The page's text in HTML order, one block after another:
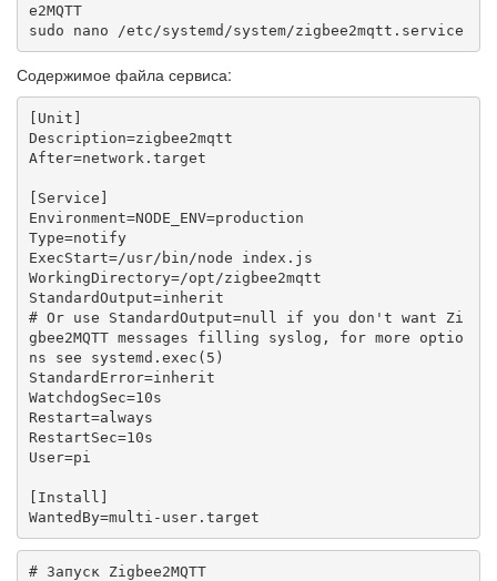
e2MQTT
sudo nano /etc/systemd/system/zigbee2mqtt.service
Содержимое файла сервиса:
[Unit]
Description=zigbee2mqtt
After=network.target
[Service]
Environment=NODE_ENV=production
Type=notify
ExecStart=/usr/bin/node index.js
WorkingDirectory=/opt/zigbee2mqtt
StandardOutput=inherit
# Or use StandardOutput=null if you don't want Zi
gbee2MQTT messages filling syslog, for more optio
ns see systemd.exec(5)
StandardError=inherit
WatchdogSec=10s
Restart=always
RestartSec=10s
User=pi
[Install]
WantedBy=multi-user.target
# Запуск Zigbee2MQTT